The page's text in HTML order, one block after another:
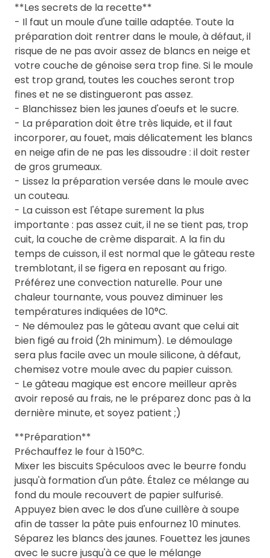
**Les secrets de la recette**
- Il faut un moule d'une taille adaptée. Toute la
préparation doit rentrer dans le moule, à défaut, il
risque de ne pas avoir assez de blancs en neige et
votre couche de génoise sera trop fine. Si le moule
est trop grand, toutes les couches seront trop
fines et ne se distingueront pas assez.
- Blanchissez bien les jaunes d'oeufs et le sucre.
- La préparation doit être très liquide, et il faut
incorporer, au fouet, mais délicatement les blancs
en neige afin de ne pas les dissoudre : il doit rester
de gros grumeaux.
- Lissez la préparation versée dans le moule avec
un couteau.
- La cuisson est l'étape surement la plus
importante : pas assez cuit, il ne se tient pas, trop
cuit, la couche de crème disparait. A la fin du
temps de cuisson, il est normal que le gâteau reste
tremblotant, il se figera en reposant au frigo.
Préférez une convection naturelle. Pour une
chaleur tournante, vous pouvez diminuer les
températures indiquées de 10°C.
- Ne démoulez pas le gâteau avant que celui ait
bien figé au froid (2h minimum). Le démoulage
sera plus facile avec un moule silicone, à défaut,
chemisez votre moule avec du papier cuisson.
- Le gâteau magique est encore meilleur après
avoir reposé au frais, ne le préparez donc pas à la
dernière minute, et soyez patient ;)
**Préparation**
Préchauffez le four à 150°C.
Mixer les biscuits Spéculoos avec le beurre fondu
jusqu'à formation d'un pâte. Étalez ce mélange au
fond du moule recouvert de papier sulfurisé.
Appuyez bien avec le dos d'une cuillère à soupe
afin de tasser la pâte puis enfournez 10 minutes.
Séparez les blancs des jaunes. Fouettez les jaunes
avec le sucre jusqu'à ce que le mélange